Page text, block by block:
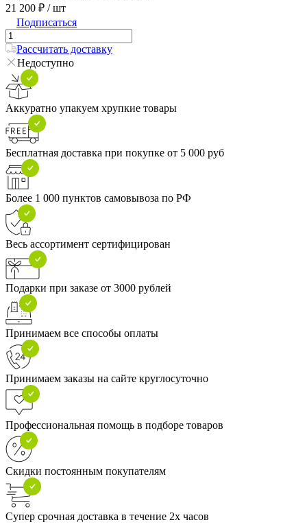
21 200 ₽ / шт
Подписаться
Рассчитать доставку
Недоступно
Аккуратно упакуем хрупкие товары
Бесплатная доставка при покупке от 5 000 руб
Более 1 000 пунктов самовывоза по РФ
Весь ассортимент сертифицирован
Подарки при заказе от 3000 рублей
Принимаем все способы оплаты
Принимаем заказы на сайте круглосуточно
Профессиональная помощь в подборе товаров
Скидки постоянным покупателям
Супер срочная доставка в течение 2х часов